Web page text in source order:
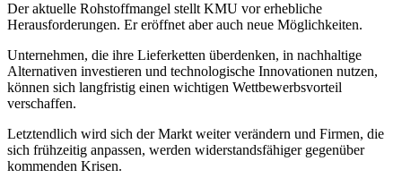
Der aktuelle Rohstoffmangel stellt KMU vor erhebliche
Herausforderungen. Er eröffnet aber auch neue Möglichkeiten.
Unternehmen, die ihre Lieferketten überdenken, in nachhaltige
Alternativen investieren und technologische Innovationen nutzen,
können sich langfristig einen wichtigen Wettbewerbsvorteil
verschaffen.
Letztendlich wird sich der Markt weiter verändern und Firmen, die
sich frühzeitig anpassen, werden widerstandsfähiger gegenüber
kommenden Krisen.